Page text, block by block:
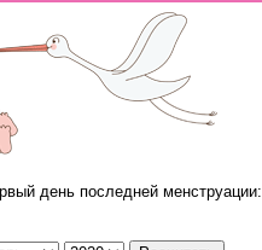
день последней менструации: